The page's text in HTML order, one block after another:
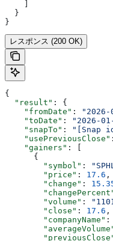
  }
}
レスポンス (200 OK)
{
  "result"
: {
    "fromDate"
:
    "toDate"
: "2026-
    "snapTo"
:
"[Snap
    "usePreviousClose"
    "gainers"
: [
      {
        "symbol"
:
        "price"
: 17.6 ,
        "change"
:
        "volume"
:
        "close"
: 17.6 ,
        "companyName"
: